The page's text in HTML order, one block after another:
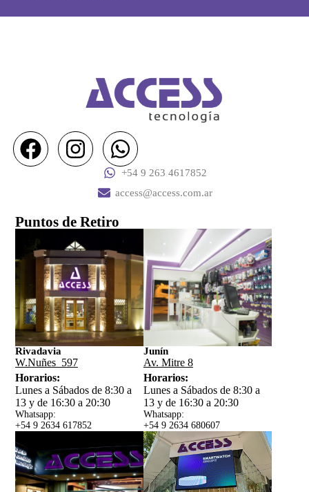
+54 9 263 4617852
access@access.com.ar
Puntos de Retiro
Rivadavia
W.Nuñes 597
Horarios:
Lunes a Sábados de 8:30 a
13 y de 16:30 a 20:30
Whatsapp:
+54 9 2634 617852
Junín
Av. Mitre 8
Horarios:
Lunes a Sábados de 8:30 a
13 y de 16:30 a 20:30
Whatsapp:
+54 9 2634 680607